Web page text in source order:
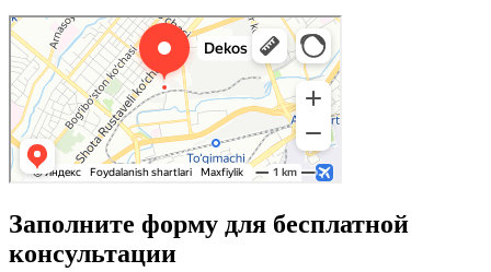
Заполните форму для бесплатной
консультации